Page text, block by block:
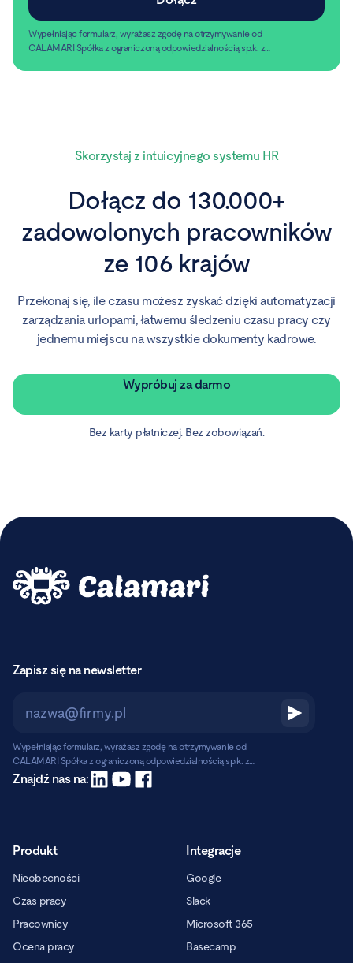
Wypełniając formularz, wyrażasz zgodę na otrzymywanie od
CALAMARI Spółka z ograniczoną odpowiedzialnością sp.k. z
Skorzystaj z intuicyjnego systemu HR
Dołącz do 130.000+
zadowolonych pracowników
ze 106 krajów
Przekonaj się, ile czasu możesz zyskać dzięki automatyzacji
zarządzania urlopami, łatwemu śledzeniu czasu pracy czy
jednemu miejscu na wszystkie dokumenty kadrowe.
Wypróbuj za darmo
Bez karty płatniczej. Bez zobowiązań.
Zapisz się na newsletter
Wypełniając formularz, wyrażasz zgodę na otrzymywanie od
CALAMARI Spółka z ograniczoną odpowiedzialnością sp.k. z
siedzibą w Warszawie, ul. Chmielna 2/31, 00-020 Warszawa,
informacji handlowych pocztą elektroniczną.
Czytaj dalej
Znajdź nas na:
Produkt
Nieobecności
Czas pracy
Pracownicy
Ocena pracy
Integracje
Google
Slack
Microsoft 365
Basecamp